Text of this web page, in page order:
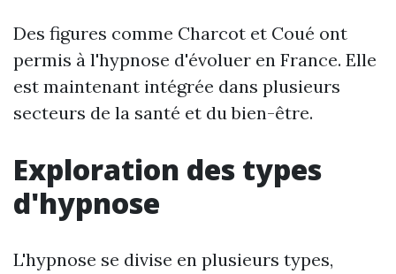
Des figures comme Charcot et Coué ont
permis à l'hypnose d'évoluer en France. Elle
est maintenant intégrée dans plusieurs
secteurs de la santé et du bien-être.
Exploration des types
d'hypnose
L'hypnose se divise en plusieurs types,